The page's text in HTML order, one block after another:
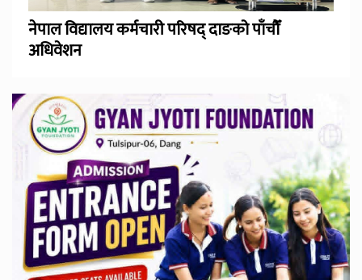
नेपाल विद्यालय कर्मचारी परिषद् दाङको पाँचौँ
अधिवेशन